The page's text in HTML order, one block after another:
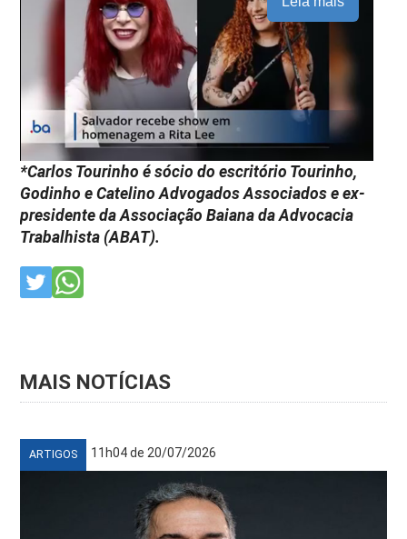
*Carlos Tourinho é sócio do escritório Tourinho,
Godinho e Catelino Advogados Associados e ex-
presidente da Associação Baiana da Advocacia
Trabalhista (ABAT).
MAIS NOTÍCIAS
ARTIGOS 11h04 de 20/07/2026